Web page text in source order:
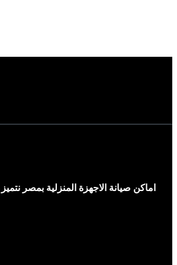
اماكن صيانة الاجهزة المنزلية بمصر